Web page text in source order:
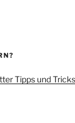
Tipps und Tricks